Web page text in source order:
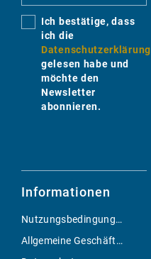
Ich bestätige, dass
ich die
Datenschutzerklärung
gelesen habe und
möchte den
Newsletter
abonnieren.
Informationen
Nutzungsbedingungen
Allgemeine Geschäftsbedingungen